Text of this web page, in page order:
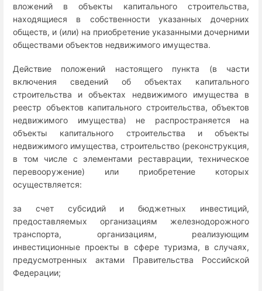
вложений в объекты капитального строительства,
находящиеся в собственности указанных дочерних
обществ, и (или) на приобретение указанными дочерними
обществами объектов недвижимого имущества.
Действие положений настоящего пункта (в части
включения сведений об объектах капитального
строительства и объектах недвижимого имущества в
реестр объектов капитального строительства, объектов
недвижимого имущества) не распространяется на
объекты капитального строительства и объекты
недвижимого имущества, строительство (реконструкция,
в том числе с элементами реставрации, техническое
перевооружение) или приобретение которых
осуществляется:
за счет субсидий и бюджетных инвестиций,
предоставляемых организациям железнодорожного
транспорта, организациям, реализующим
инвестиционные проекты в сфере туризма, в случаях,
предусмотренных актами Правительства Российской
Федерации;